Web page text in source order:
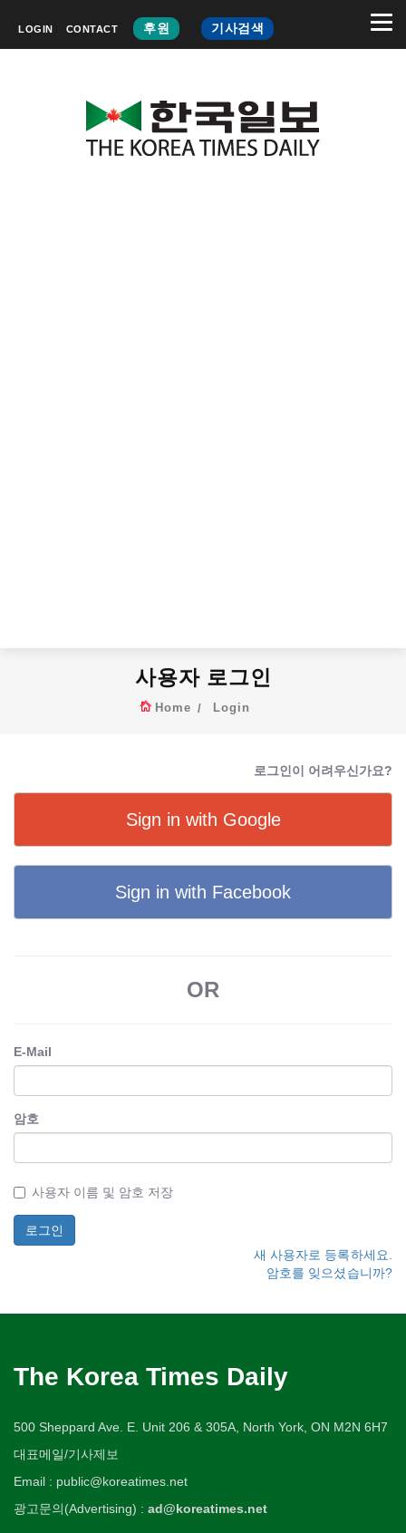
LOGIN CONTACT 후원 기사검색
사용자 로그인
Home Login
로그인이 어려우신가요?
Sign in with Google
Sign in with Facebook
OR
E-Mail
암호
사용자 이름 및 암호 저장
새 사용자로 등록하세요.
암호를 잊으셨습니까?
The Korea Times Daily
500 Sheppard Ave. E. Unit 206 & 305A, North York, ON M2N 6H7
대표메일/기사제보
Email : public@koreatimes.net
광고문의(Advertising) : ad@koreatimes.net